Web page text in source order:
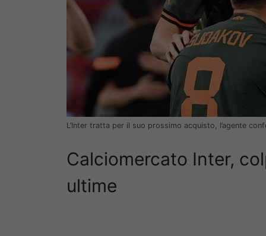
L’Inter tratta per il suo prossimo acquisto, l’agente
Calciomercato Inter,
ultime